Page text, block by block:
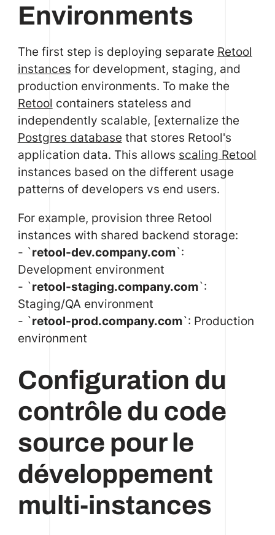
Environments
The first step is deploying separate Retool
instances for development, staging, and
production environments. To make the
Retool containers stateless and
independently scalable, [externalize the
Postgres database that stores Retool's
application data. This allows scaling Retool
instances based on the different usage
patterns of developers vs end users.
For example, provision three Retool
instances with shared backend storage:
- `retool-dev.company.com`:
Development environment
- `retool-staging.company.com`:
Staging/QA environment
- `retool-prod.company.com`: Production
environment
Configuration du
contrôle du code
source pour le
développement
multi-instances